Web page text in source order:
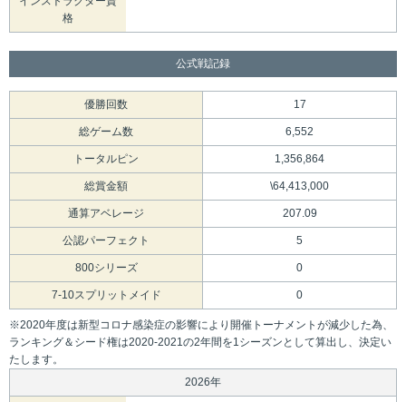
格
公式戦記録
優勝回数 17
総ゲーム数 6,552
トータルピン 1,356,864
総賞金額 \64,413,000
通算アベレージ 207.09
公認パーフェクト 5
800シリーズ 0
7-10スプリットメイド 0
※2020年度は新型コロナ感染症の影響により開催トーナメントが減少した為、
ランキング＆シード権は2020-2021の2年間を1シーズンとして算出し、決定い
たします。
2026年